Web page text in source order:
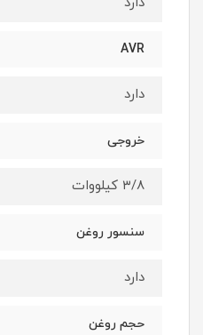
AVR
دارد
خروجی
۳/۸ کیلووات
سنسور روغن
دارد
حجم روغن